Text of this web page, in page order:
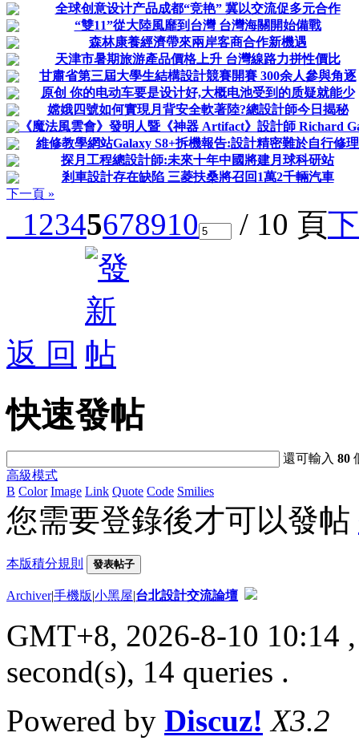
全球创意设计产品成都“竞艳” 冀以交流促多元合作
“雙11”從大陸風靡到台灣 台灣海關開始備戰
森林康養經濟帶來兩岸客商合作新機遇
天津市暑期旅游產品價格上升 台灣線路力拼性價比
甘肅省第三屆大學生結構設計競賽開賽 300余人參與角逐
原创 你的电动车要是设计好,大概电池受到的质疑就能少
嫦娥四號如何實現月背安全軟著陸?總設計師今日揭秘
《魔法風雲會》發明人暨《神器 Artifact》設計師 Richard
維修教學網站Galaxy S8+拆機報告:設計精密難於自行修理
探月工程總設計師:未來十年中國將建月球科研站
剎車設計存在缺陷 三菱扶桑將召回1萬2千輛汽車
下一頁 »
12345678910 / 10 頁
返 回
快速發帖
還可輸入80
高級模式
B Color Image Link Quote Code Smilies
您需要登錄後才可以發帖
本版積分規則 發表帖子
Archiver|手機版|小黑屋|台北設計交流論壇
GMT+8, 2026-8-10 10:14
second(s), 14 queries .
Powered by Discuz! X3.2